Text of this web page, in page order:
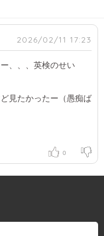
2026/02/11 17:23
、、、英検のせい
見たかったー（愚痴ば
0